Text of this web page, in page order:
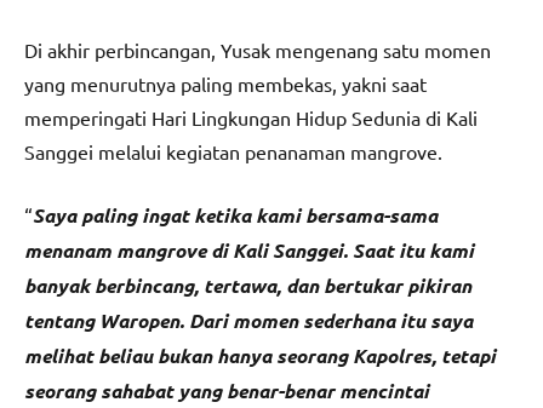
Di akhir perbincangan, Yusak mengenang satu momen
yang menurutnya paling membekas, yakni saat
memperingati Hari Lingkungan Hidup Sedunia di Kali
Sanggei melalui kegiatan penanaman mangrove.
“Saya paling ingat ketika kami bersama-sama
menanam mangrove di Kali Sanggei. Saat itu kami
banyak berbincang, tertawa, dan bertukar pikiran
tentang Waropen. Dari momen sederhana itu saya
melihat beliau bukan hanya seorang Kapolres, tetapi
seorang sahabat yang benar-benar mencintai